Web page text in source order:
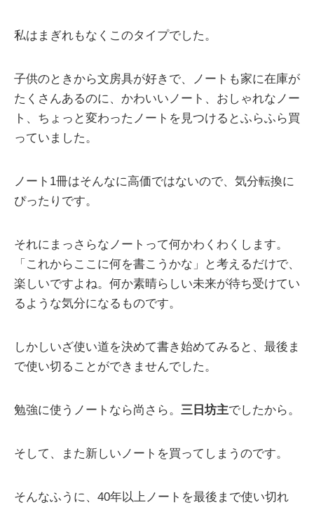
私はまぎれもなくこのタイプでした。
子供のときから文房具が好きで、ノートも家に在庫が
たくさんあるのに、かわいいノート、おしゃれなノー
ト、ちょっと変わったノートを見つけるとふらふら買
っていました。
ノート1冊はそんなに高価ではないので、気分転換に
ぴったりです。
それにまっさらなノートって何かわくわくします。
「これからここに何を書こうかな」と考えるだけで、
楽しいですよね。何か素晴らしい未来が待ち受けてい
るような気分になるものです。
しかしいざ使い道を決めて書き始めてみると、最後ま
で使い切ることができませんでした。
勉強に使うノートなら尚さら。 三日坊主でしたから。
そして、また新しいノートを買ってしまうのです。
そんなふうに、40年以上ノートを最後まで使い切れ